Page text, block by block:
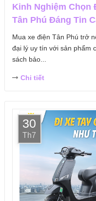
Kinh Nghiệm Chọn
Tân Phú Đáng Tin
Mua xe điện Tân Phú trở
đại lý uy tín với sản phẩm
sách bảo...
Chi tiết
30
Th7